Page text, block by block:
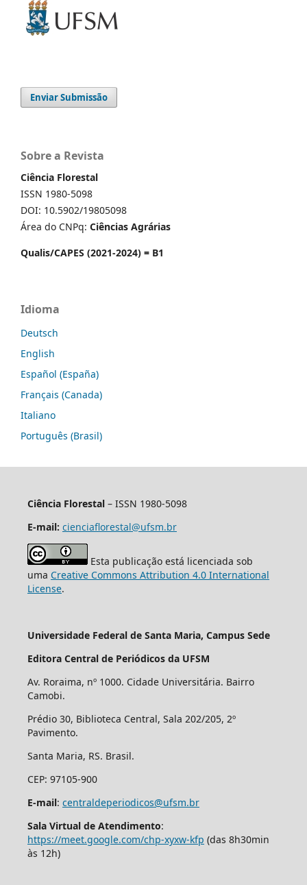
Enviar Submissão
Sobre a Revista
Ciência Florestal
ISSN 1980-5098
DOI: 10.5902/19805098
Área do CNPq: Ciências Agrárias
Qualis/CAPES (2021-2024) = B1
Idioma
Deutsch
English
Español (España)
Français (Canada)
Italiano
Português (Brasil)
Ciência Florestal– ISSN 1980-5098
E-mail: cienciaflorestal@ufsm.br
Esta publicação está licenciada sob
uma Creative Commons Attribution 4.0 International
License.
Universidade Federal de Santa Maria, Campus Sede
Editora Central de Periódicos da UFSM
Av. Roraima, nº 1000. Cidade Universitária. Bairro
Camobi.
Prédio 30, Biblioteca Central, Sala 202/205, 2º
Pavimento.
Santa Maria, RS. Brasil.
CEP: 97105-900
E-mail: centraldeperiodicos@ufsm.br
Sala Virtual de Atendimento:
https://meet.google.com/chp-xyxw-kfp (das 8h30min
às 12h)